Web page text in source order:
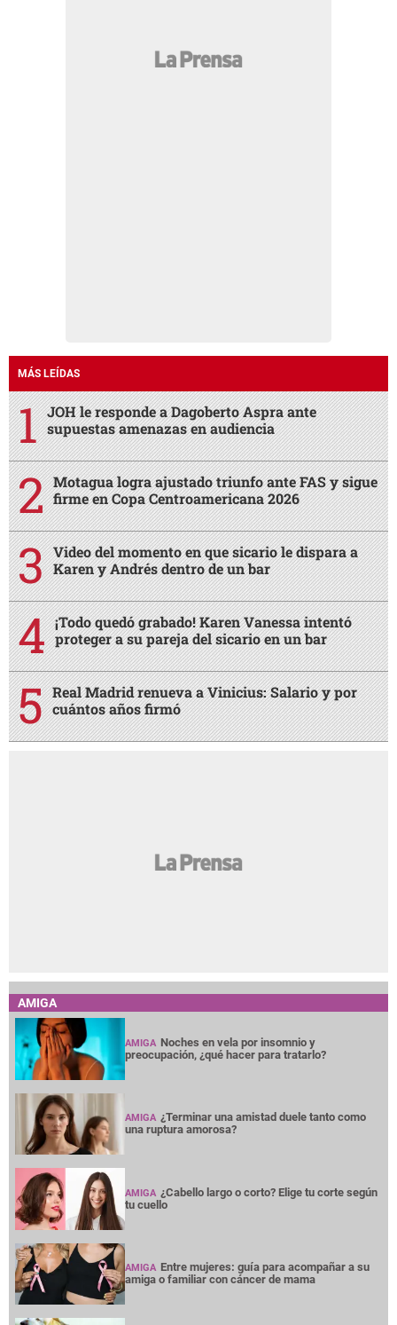
MÁS LEÍDAS
JOH le responde a Dagoberto Aspra ante
supuestas amenazas en audiencia
Motagua logra ajustado triunfo ante FAS y sigue
firme en Copa Centroamericana 2026
Video del momento en que sicario le dispara a
Karen y Andrés dentro de un bar
¡Todo quedó grabado! Karen Vanessa intentó
proteger a su pareja del sicario en un bar
Real Madrid renueva a Vinicius: Salario y por
cuántos años firmó
AMIGA
AMIGA Noches en vela por insomnio y
preocupación, ¿qué hacer para tratarlo?
AMIGA ¿Terminar una amistad duele tanto como
una ruptura amorosa?
AMIGA ¿Cabello largo o corto? Elige tu corte según
tu cuello
AMIGA Entre mujeres: guía para acompañar a su
amiga o familiar con cáncer de mama